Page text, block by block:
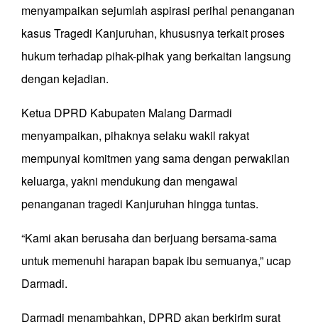
menyampaikan sejumlah aspirasi perihal penanganan
kasus Tragedi Kanjuruhan, khususnya terkait proses
hukum terhadap pihak-pihak yang berkaitan langsung
dengan kejadian.
Ketua DPRD Kabupaten Malang Darmadi
menyampaikan, pihaknya selaku wakil rakyat
mempunyai komitmen yang sama dengan perwakilan
keluarga, yakni mendukung dan mengawal
penanganan tragedi Kanjuruhan hingga tuntas.
“Kami akan berusaha dan berjuang bersama-sama
untuk memenuhi harapan bapak ibu semuanya,” ucap
Darmadi.
Darmadi menambahkan, DPRD akan berkirim surat